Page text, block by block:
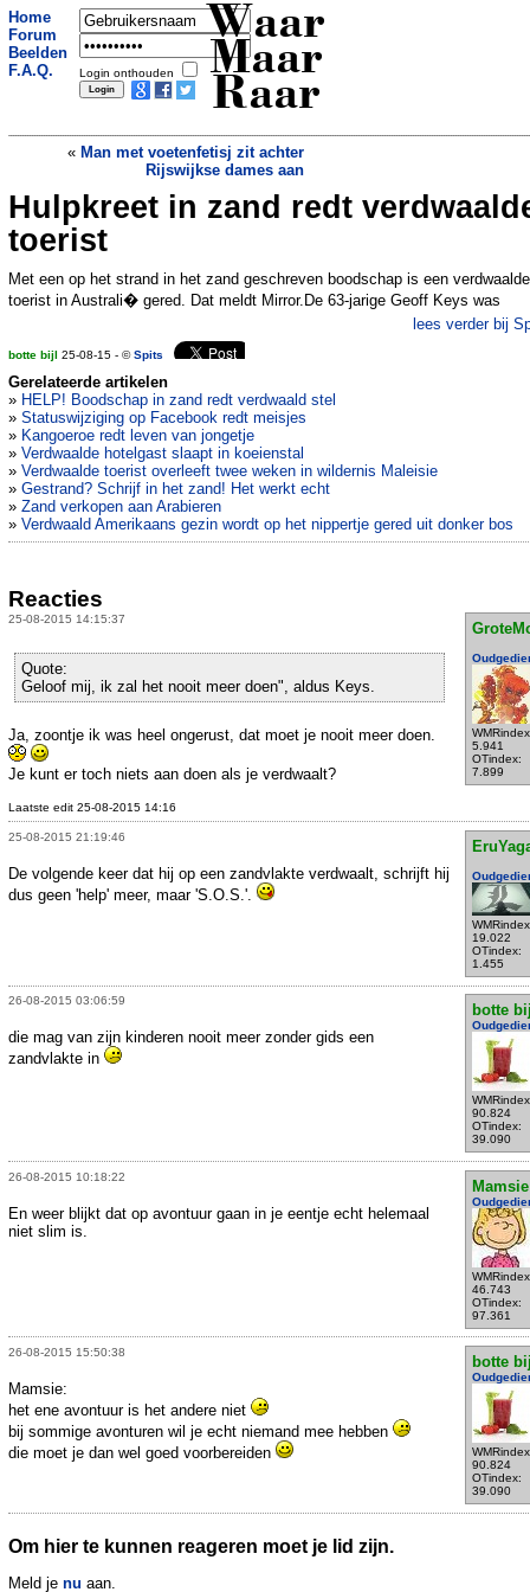
Home
Forum
Beelden
F.A.Q.
Login onthouden
Waar
Maar
Raar
« Man met voetenfetisj zit achter
Rijswijkse dames aan
Zwemmen in de lucht op 35 meter
hoogte
»
Hulpkreet in zand redt
toerist
Met een op het strand in het zand geschreven boodschap is een verdwaalde
toerist in Australi� gered. Dat meldt Mirror.De 63-jarige Geoff Keys was
lees verder bij
botte bijl 25-08-15 - ©Spits
Gerelateerde artikelen
» HELP! Boodschap in zand redt verdwaald stel
» Statuswijziging op Facebook redt meisjes
» Kangoeroe redt leven van jongetje
» Verdwaalde hotelgast slaapt in koeienstal
» Verdwaalde toerist overleeft twee weken in wildernis Maleisie
» Gestrand? Schrijf in het zand! Het werkt echt
» Zand verkopen aan Arabieren
» Verdwaald Amerikaans gezin wordt op het nippertje gered uit donker bos
Reacties
25-08-2015 14:15:37
5.941
OTindex:
7.899
Quote:
Geloof mij, ik zal het nooit meer doen", aldus Keys.
Ja, zoontje ik was heel ongerust, dat moet je nooit meer doen.
Je kunt er toch niets aan doen als je verdwaalt?
Laatste edit 25-08-2015 14:16
25-08-2015 21:19:46
19.022
OTindex:
1.455
De volgende keer dat hij op een zandvlakte verdwaalt, schrijft hij
dus geen 'help' meer, maar 'S.O.S.'.
26-08-2015 03:06:59
botte
90.824
OTindex:
39.090
die mag van zijn kinderen nooit meer zonder gids een
zandvlakte in
26-08-2015 10:18:22
Mamsie
46.743
OTindex:
97.361
En weer blijkt dat op avontuur gaan in je eentje echt helemaal
niet slim is.
26-08-2015 15:50:38
botte
90.824
OTindex:
39.090
Mamsie:
het ene avontuur is het andere niet
bij sommige avonturen wil je echt niemand mee hebben
die moet je dan wel goed voorbereiden
Om hier te kunnen reageren moet je lid zijn.
Meld je nu aan.